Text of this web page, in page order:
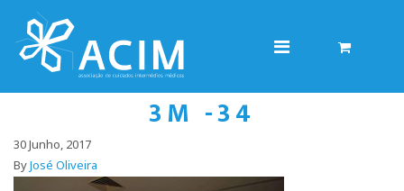
3M -34
30 Junho, 2017
ByJosé Oliveira